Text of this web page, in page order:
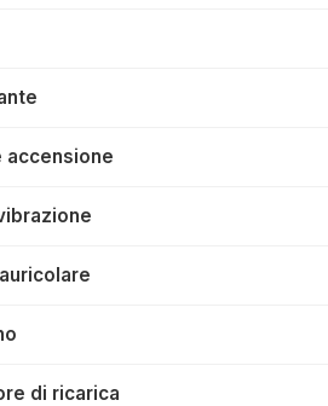
accensione
di ricarica